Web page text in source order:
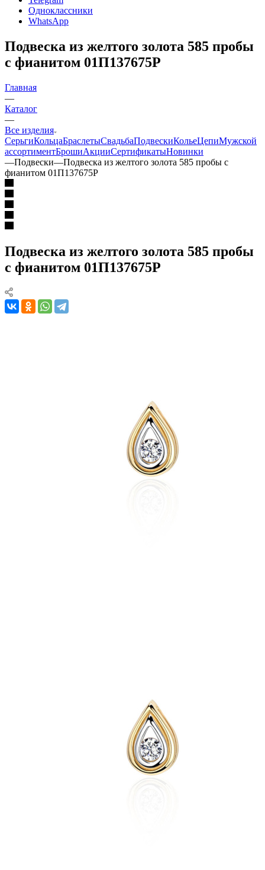
Одноклассники
WhatsApp
Подвеска из желтого золота 585 пробы
с фианитом 01П137675Р
Главная
—
Каталог
—
Все изделия
СерьгиКольцаБраслетыСвадьбаПодвескиКольеЦепиМужской
ассортиментБрошиАкцииСертификатыНовинки
—Подвески—Подвеска из желтого золота 585 пробы с
фианитом 01П137675Р
Подвеска из желтого золота 585 пробы
с фианитом 01П137675Р